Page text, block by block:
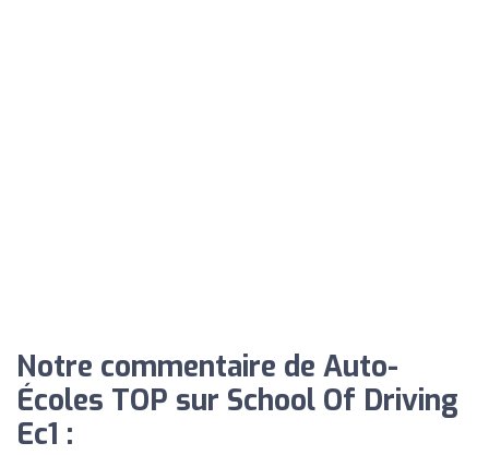
Notre commentaire de Auto-
Écoles TOP sur School Of Driving
Ec1 :